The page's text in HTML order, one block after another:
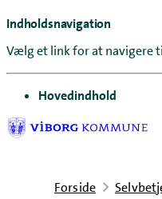
Indholdsnavigation
Vælg et link for at navigere
gå til
Hovedindhold
Forside